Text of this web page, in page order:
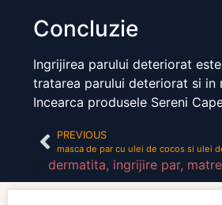
Concluzie
Ingrijirea parului deteriorat
tratarea parului deteriorat si in
Incearca produsele Sereni
PREVIOUS
masca de par cu ulei de cocos si ulei
dermatita, ingrijire par,